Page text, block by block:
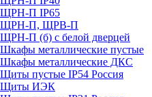
ЩРН-П IP65
ЩРН-П, ЩРВ-П
ЩРН-П (б) с белой дверцей
Шкафы металлические пустые
Шкафы металлические ДКС
Щиты пустые IP54 Россия
Щиты ИЭК